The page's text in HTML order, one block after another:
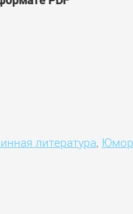
литература,